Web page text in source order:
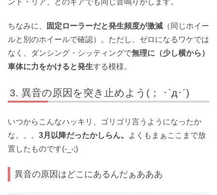
ント・リア、どのギアでも同じ音鳴りがします。
ちなみに、 固定ローラーだと発生頻度が激減 （同じホイー
ルと別のホイールで確認）。ただし、ゼロになるワケでは
なく、ダンシング・シッティングで無理に（少し横から）
車体に力をかけると発生する模様。
異音の原因を突き止めよう(； ･`д･´)
いつからこんなハッキリ、ゴリゴリ言うようになったか
な。。。 3月以降だったかしらん。
よくもまぁここまで放
置したものです(-_-;)
異音の原因はどこにあるんだぁあああ